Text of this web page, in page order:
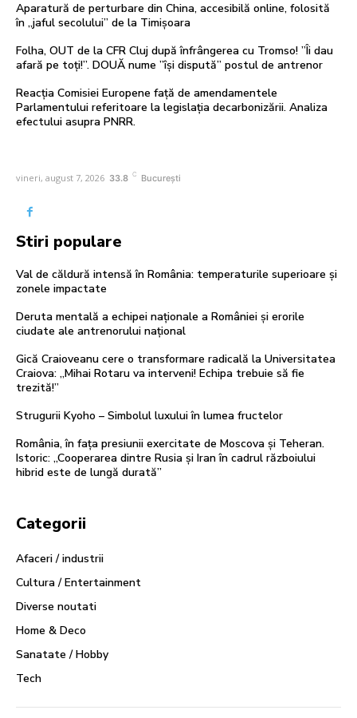
Aparatură de perturbare din China, accesibilă online, folosită
în „jaful secolului” de la Timișoara
Folha, OUT de la CFR Cluj după înfrângerea cu Tromso! ”Îi dau
afară pe toți!”. DOUĂ nume ”își dispută” postul de antrenor
Reacția Comisiei Europene față de amendamentele
Parlamentului referitoare la legislația decarbonizării. Analiza
efectului asupra PNRR.
vineri, august 7, 2026 33.8 C București
Stiri populare
Val de căldură intensă în România: temperaturile superioare și
zonele impactate
Deruta mentală a echipei naționale a României și erorile
ciudate ale antrenorului național
Gică Craioveanu cere o transformare radicală la Universitatea
Craiova: „Mihai Rotaru va interveni! Echipa trebuie să fie
trezită!”
Strugurii Kyoho – Simbolul luxului în lumea fructelor
România, în fața presiunii exercitate de Moscova și Teheran.
Istoric: „Cooperarea dintre Rusia și Iran în cadrul războiului
hibrid este de lungă durată”
Categorii
Afaceri / industrii
Cultura / Entertainment
Diverse noutati
Home & Deco
Sanatate / Hobby
Tech